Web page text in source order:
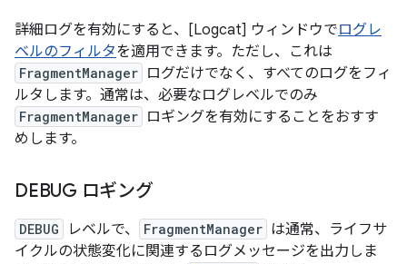
詳細ログを有効にすると、[Logcat] ウィンドウでログレ
ベルのフィルタを適用できます。ただし、これは
FragmentManager ログだけでなく、すべてのログをフィ
ルタします。通常は、必要なログレベルでのみ
FragmentManager ロギングを有効にすることをおすす
めします。
DEBUG ロギング
DEBUG レベルで、 FragmentManager は通常、ライフサ
イクルの状態変化に関連するログメッセージを出力しま